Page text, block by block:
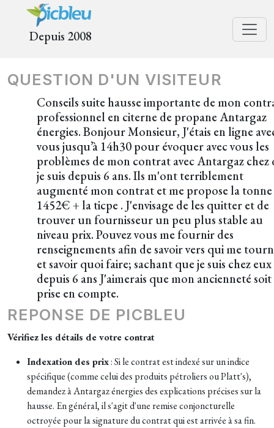
Depuis 2008
QUESTION D'UN VISITEUR
Conseils suite hausse importante de mon
professionnel en citerne de propane Antargaz
énergies. Bonjour Monsieur, J'étais en ligne
vous jusqu’à 14h30 pour évoquer avec vous les
problèmes de mon contrat avec Antargaz chez
je suis depuis 6 ans. Ils m'ont terriblement
augmenté mon contrat et me propose la tonne
1452€ + la ticpe . J'envisage de les quitter et de
trouver un fournisseur un peu plus stable au
niveau prix. Pouvez vous me fournir des
renseignements afin de savoir vers qui me
et savoir quoi faire; sachant que je suis chez eux
depuis 6 ans J'aimerais que mon ancienneté soit
prise en compte.
REPONSE DE PICBLEU
Vérifiez les détails de votre contrat
Indexation des prix: Si le contrat est indexé sur un indice
spécifique (comme celui des produits pétroliers ou Platt's),
demandez à Antargaz énergies des explications précises sur la
hausse. En général, il s'agit d'une remise conjoncturelle
octroyée pour la signature du contrat qui est arrivée à sa fin.